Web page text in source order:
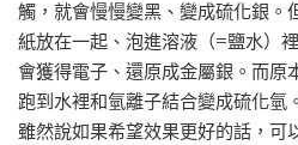
觸，就會慢慢變黑、變成硫化銀。
紙放在一起、泡進溶液（=鹽水）
會獲得電子、還原成金屬銀。而原
跑到水裡和氫離子結合變成硫化氫。
雖然說如果希望效果更好的話，可